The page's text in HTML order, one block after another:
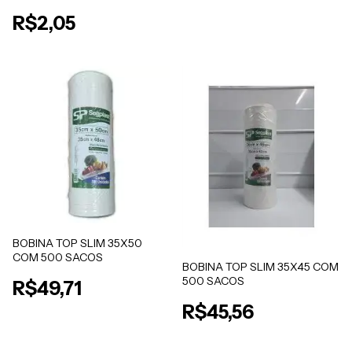
R$2,05
BOBINA TOP SLIM 35X50
COM 500 SACOS
R$49,71
BOBINA TOP SLIM 35X45 COM
500 SACOS
R$45,56